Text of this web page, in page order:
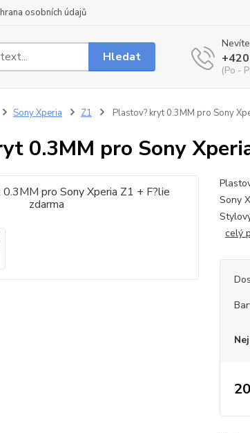
osobních údajů
Hledat
(Po -
Sony Xperia Z1 Plastov? kryt 0.3MM pro Sony
0.3MM pro Sony
Sony
celý